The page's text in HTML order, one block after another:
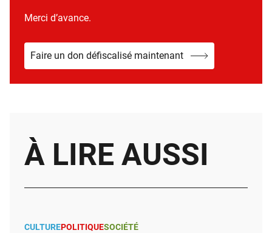
Merci d’avance.
Faire un don défiscalisé maintenant
À LIRE AUSSI
CULTUREPOLITIQUESOCIÉTÉ